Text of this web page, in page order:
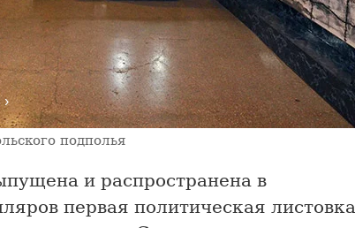
›
подполья
и распространена в
первая политическая листовка